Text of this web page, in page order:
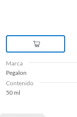
Marca
Pegalon
Contenido
50 ml